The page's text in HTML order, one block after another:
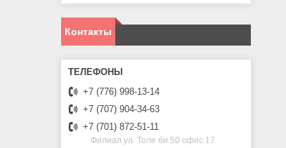
Контакты
+7 (776) 998-13-14
+7 (707) 904-34-63
+7 (701) 872-51-11
Филиал ул. Толе би 50 офис 17